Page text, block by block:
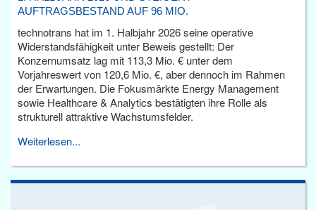
AUFTRAGSBESTAND AUF 96 MIO.
technotrans hat im 1. Halbjahr 2026 seine operative
Widerstandsfähigkeit unter Beweis gestellt: Der
Konzernumsatz lag mit 113,3 Mio. € unter dem
Vorjahreswert von 120,6 Mio. €, aber dennoch im Rahmen
der Erwartungen. Die Fokusmärkte Energy Management
sowie Healthcare & Analytics bestätigten ihre Rolle als
strukturell attraktive Wachstumsfelder.
Weiterlesen...